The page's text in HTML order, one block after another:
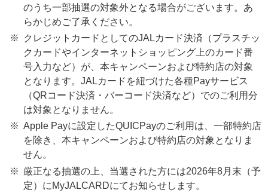
のうち一部抽選の対象外となる場合がございます。あ
らかじめご了承ください。
クレジットカードとしてのJALカード決済（プラスチッ
クカードやインターネットショッピング上のカード番
号入力など）が、本キャンペーンおよび特約店の対象
となります。JALカードを紐づけた各種Payサービス
（QRコード決済・バーコード決済など）でのご利用分
は対象となりません。
Apple Payに設定したQUICPayのご利用は、一部特約店
を除き、本キャンペーンおよび特約店の対象となりま
せん。
厳正なる抽選の上、当選された方には2026年8月末（予
定）にMyJALCARDにてお知らせします。